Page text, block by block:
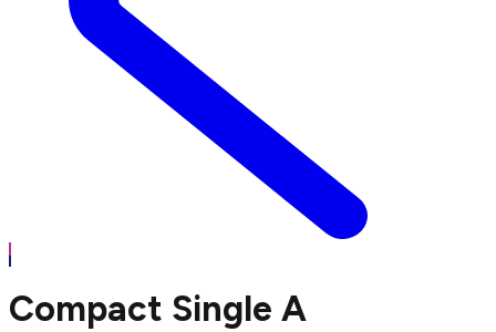
Compact Single A